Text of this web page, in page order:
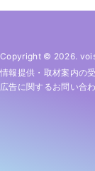
Copyright © 2026.
情報提供・取材案内の
広告に関するお問い合